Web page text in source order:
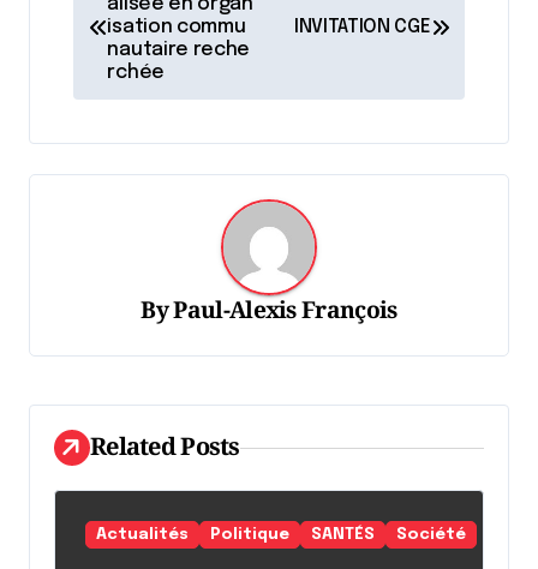
i
g
a
d
e
l
'
a
alisée en organ
isation commu
nautaire reche
rchée
INVITATION CGE
ByPaul-Alexis François
Related Posts
Actualités Politique SANTÉS Société